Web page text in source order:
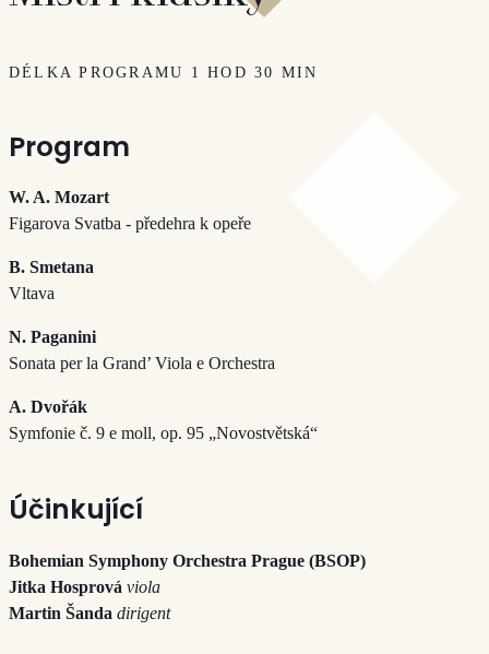
DÉLKA PROGRAMU 1 HOD 30 MIN
Program
W. A. Mozart
Figarova Svatba - předehra k opeře
B. Smetana
Vltava
N. Paganini
Sonata per la Grand’ Viola e Orchestra
A. Dvořák
Symfonie č. 9 e moll, op. 95 „Novostvětská“
Účinkující
Bohemian Symphony Orchestra Prague (BSOP)
Jitka Hosprová viola
Martin Šanda dirigent